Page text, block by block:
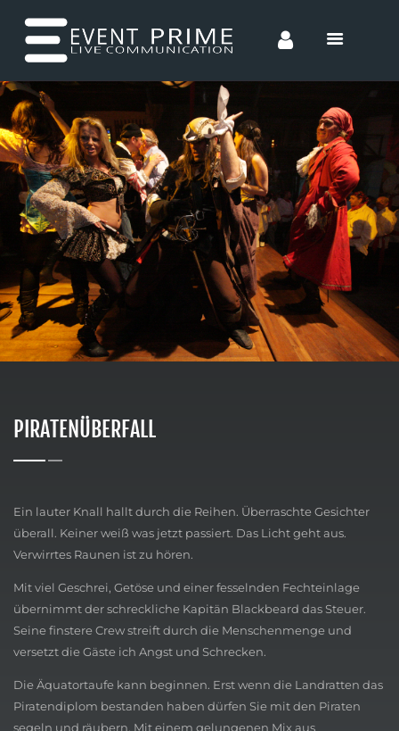
HOME
CONCEPTS
ENTERTAINMENT
INCENTIVES
TEAM
CONTACT
PIRATENÜBERFALL
Ein lauter Knall hallt durch die Reihen. Überraschte Gesichter
überall. Keiner weiß was jetzt passiert. Das Licht geht aus.
Verwirrtes Raunen ist zu hören.
Mit viel Geschrei, Getöse und einer fesselnden Fechteinlage
übernimmt der schreckliche Kapitän Blackbeard das Steuer.
Seine finstere Crew streift durch die Menschenmenge und
versetzt die Gäste ich Angst und Schrecken.
Die Äquatortaufe kann beginnen. Erst wenn die Landratten das
Piratendiplom bestanden haben dürfen Sie mit den Piraten
segeln und räubern. Mit einem gelungenen Mix aus